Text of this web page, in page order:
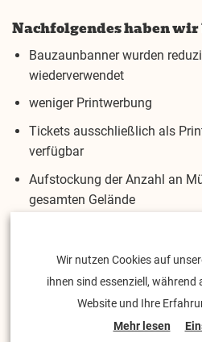
Nachfolgendes haben
Bauzaunbanner wurden
wiederverwendet
weniger Printwerbung
Tickets ausschließlich als
verfügbar
Aufstockung der Anzahl an
gesamten Gelände
Verstärkung der Anreise
Shuttlebussen
Nutzung von Cashless-
Wir nutzen Cookies auf
ihnen sind essenziell, während
Website und Ihre
Mehr lesen